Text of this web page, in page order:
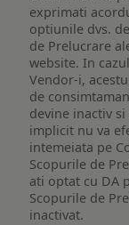
exprimati
optiunile dvs.
de Prelucrare
website. In
Vendor-i,
de
devine inactiv
implicit nu va
intemeiata pe
Scopurile de
ati optat cu DA
Scopurile de
inactivat.